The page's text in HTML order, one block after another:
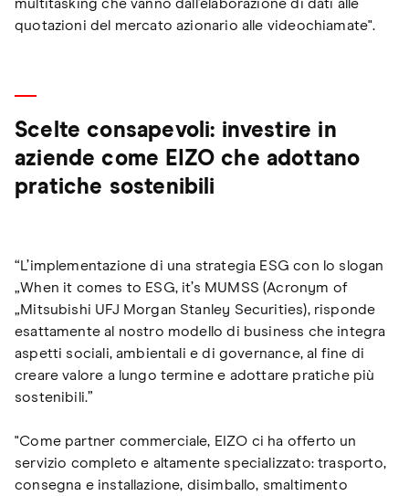
multitasking che vanno dall’elaborazione di dati alle
quotazioni del mercato azionario alle videochiamate".
Scelte consapevoli: investire in
aziende come EIZO che adottano
pratiche sostenibili
“L’implementazione di una strategia ESG con lo slogan
„When it comes to ESG, it’s MUMSS (Acronym of
„Mitsubishi UFJ Morgan Stanley Securities), risponde
esattamente al nostro modello di business che integra
aspetti sociali, ambientali e di governance, al fine di
creare valore a lungo termine e adottare pratiche più
sostenibili.”
"Come partner commerciale, EIZO ci ha offerto un
servizio completo e altamente specializzato: trasporto,
consegna e installazione, disimballo, smaltimento